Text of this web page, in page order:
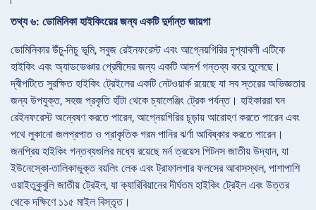
তথ্য ৬: ডোমিনিকা হাইকিংয়ের জন্য একটি দুর্দান্ত জায়গা
ডোমিনিকার উঁচু-নিচু ভূমি, সবুজ রেইনফরেস্ট এবং আগ্নেয়গিরির দৃশ্যাবলী এটিকে
হাইকিং এবং অ্যাডভেঞ্চার প্রেমীদের জন্য একটি আদর্শ গন্তব্য করে তুলেছে।
দ্বীপটিতে সুরক্ষিত হাইকিং ট্রেইলের একটি নেটওয়ার্ক রয়েছে যা সব স্তরের অভিজ্ঞতার
জন্য উপযুক্ত, সহজ প্রকৃতি হাঁটা থেকে চ্যালেঞ্জিং ট্রেক পর্যন্ত। হাইকাররা ঘন
রেইনফরেস্ট অন্বেষণ করতে পারেন, আগ্নেয়গিরির চূড়ায় আরোহণ করতে পারেন এবং
পথে লুকানো জলপ্রপাত ও প্রাকৃতিক গরম পানির ঝর্ণা আবিষ্কার করতে পারেন।
জনপ্রিয় হাইকিং গন্তব্যগুলির মধ্যে রয়েছে মর্ন ত্রয়েস পিটনস জাতীয় উদ্যান, যা
ইউনেস্কো-তালিকাভুক্ত বয়লিং লেক এবং ট্রাফালগার ফলসের আবাসস্থল, পাশাপাশি
ওয়াইতুকুবুলি জাতীয় ট্রেইল, যা ক্যারিবিয়ানের দীর্ঘতম হাইকিং ট্রেইল এবং উত্তর
থেকে দক্ষিণে ১১৫ মাইল বিস্তৃত।